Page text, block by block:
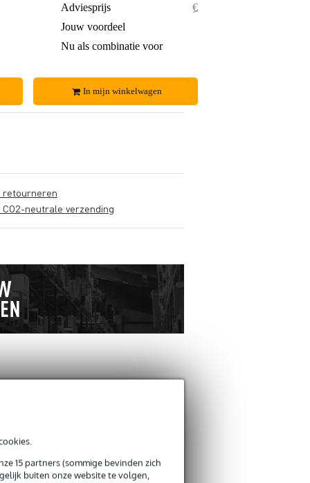
15 partners (sommige bevinden zich
buiten onze website te volgen,
Adviesprijs
€ 39,50
Jouw voordeel
Nu als combinatie voor
In mijn winkelwagen
retourneren
CO2-neutrale verzending
Je naam